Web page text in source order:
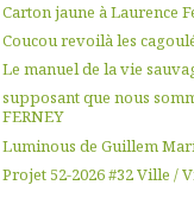
Carton jaune à Laurence
Coucou revoilà les
Le manuel de la vie
supposant que nous
FERNEY
Luminous de Guillem
Projet 52-2026 #32 Ville /